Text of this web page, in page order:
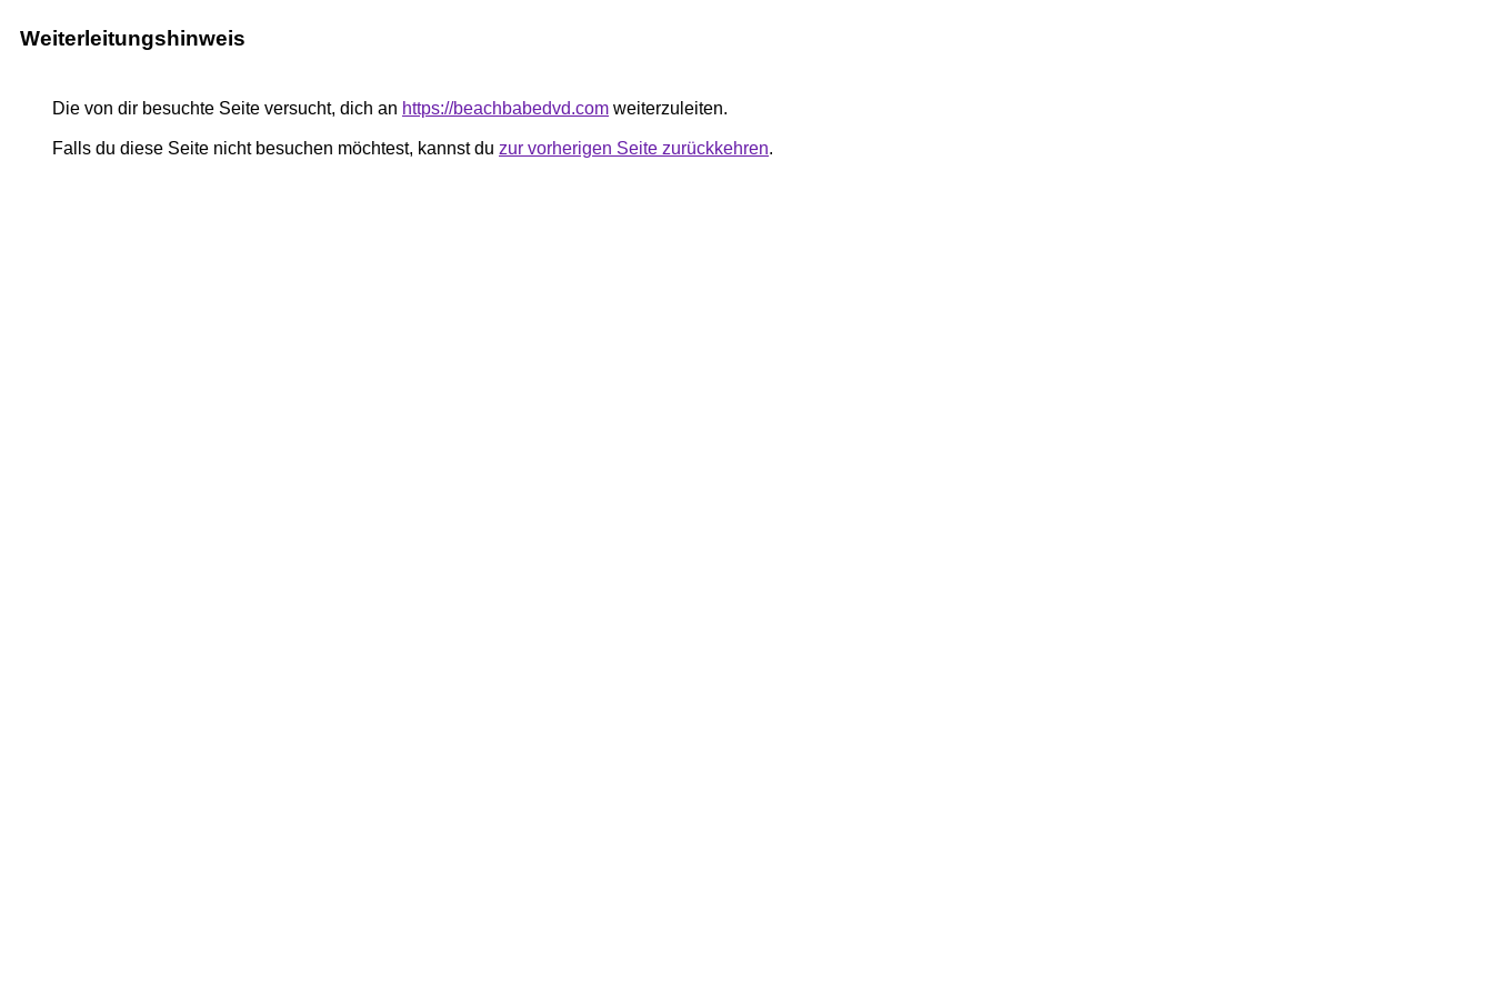
Weiterleitungshinweis
Die von dir besuchte Seite versucht, dich an https://beachbabedvd.com weiterzuleiten.
Falls du diese Seite nicht besuchen möchtest, kannst du zur vorherigen Seite zurückkehren.